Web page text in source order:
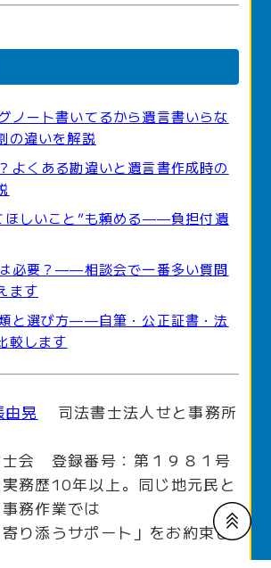
ノート書いてるから遺言書いらな
違いを解説
よくある勘違いと遺言書作成時の
ほしいこと”も頼める——負担付遺
必要？——相談会で一番多い質問
ます
と選び方——自筆・公正証書・法
較します
晃
司法書士法人せと事務所
会 登録番号：第１９８１号
務歴10年以上。同じ地元民と
務作業では
り添うサポート」をお約束し